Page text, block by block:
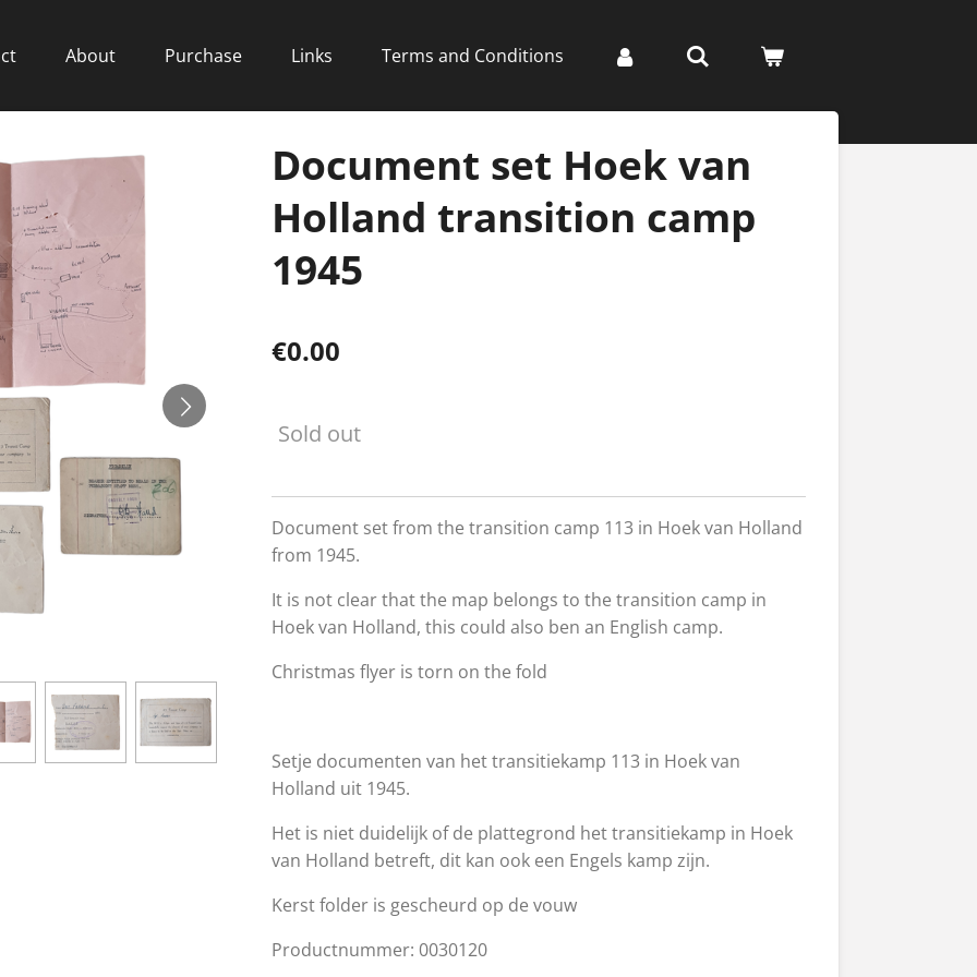
About Purchase Links Terms and Conditions
Document set Hoek van
Holland transition camp
1945
€0.00
Sold out
Document set from the transition camp 113 in Hoek van Holland
from 1945.
It is not clear that the map belongs to the transition camp in
Hoek van Holland, this could also ben an English camp.
Christmas flyer is torn on the fold
Setje documenten van het transitiekamp 113 in Hoek van
Holland uit 1945.
Het is niet duidelijk of de plattegrond het transitiekamp in Hoek
van Holland betreft, dit kan ook een Engels kamp zijn.
Kerst folder is gescheurd op de vouw
Productnummer: 0030120